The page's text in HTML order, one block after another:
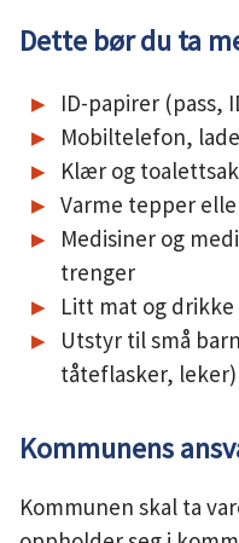
Dette bør du ta
ID-papirer (pass,
Mobiltelefon,
Klær og
Varme tepper
Medisiner og
trenger
Litt mat og drikke
Utstyr til små
tåteflasker, leker)
Kommunens
Kommunen skal ta